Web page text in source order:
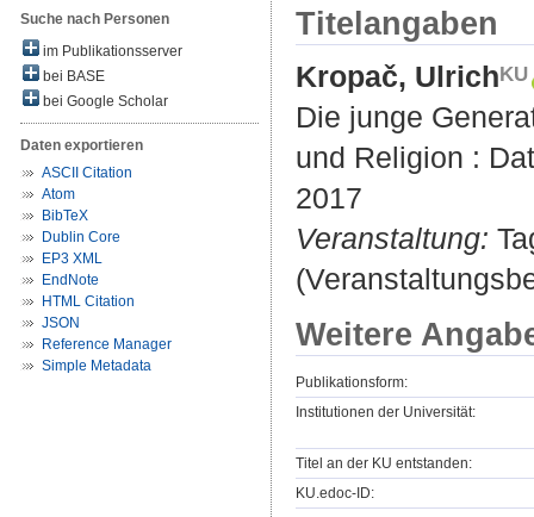
Suche nach Personen
im Publikationsserver
bei BASE
bei Google Scholar
Daten exportieren
ASCII Citation
Atom
BibTeX
Dublin Core
EP3 XML
EndNote
HTML Citation
JSON
Reference Manager
Simple Metadata
Titelangaben
Kropač, Ulrich
Die junge
und Religion :
2017
Veranstaltung:
Weitere
Publikationsform:
Institutionen der Universität:
Titel an der KU entstanden:
KU.edoc-ID: